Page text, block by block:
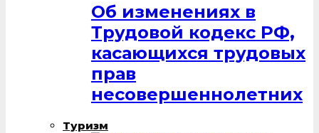
Об изменениях в
Трудовой кодекс РФ,
касающихся трудовых
прав
несовершеннолетних
Туризм